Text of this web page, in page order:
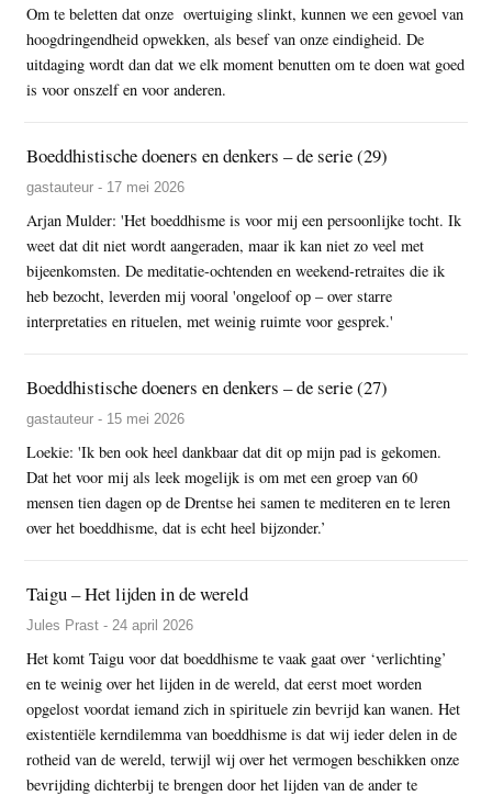
Om te beletten dat onze overtuiging slinkt, kunnen we een gevoel van
hoogdringendheid opwekken, als besef van onze eindigheid. De
uitdaging wordt dan dat we elk moment benutten om te doen wat goed
is voor onszelf en voor anderen.
Boeddhistische doeners en denkers – de serie (29)
gastauteur - 17 mei 2026
Arjan Mulder: 'Het boeddhisme is voor mij een persoonlijke tocht. Ik
weet dat dit niet wordt aangeraden, maar ik kan niet zo veel met
bijeenkomsten. De meditatie-ochtenden en weekend-retraites die ik
heb bezocht, leverden mij vooral 'ongeloof op – over starre
interpretaties en rituelen, met weinig ruimte voor gesprek.'
Boeddhistische doeners en denkers – de serie (27)
gastauteur - 15 mei 2026
Loekie: 'Ik ben ook heel dankbaar dat dit op mijn pad is gekomen.
Dat het voor mij als leek mogelijk is om met een groep van 60
mensen tien dagen op de Drentse hei samen te mediteren en te leren
over het boeddhisme, dat is echt heel bijzonder.’
Taigu – Het lijden in de wereld
Jules Prast - 24 april 2026
Het komt Taigu voor dat boeddhisme te vaak gaat over ‘verlichting’
en te weinig over het lijden in de wereld, dat eerst moet worden
opgelost voordat iemand zich in spirituele zin bevrijd kan wanen. Het
existentiële kerndilemma van boeddhisme is dat wij ieder delen in de
rotheid van de wereld, terwijl wij over het vermogen beschikken onze
bevrijding dichterbij te brengen door het lijden van de ander te